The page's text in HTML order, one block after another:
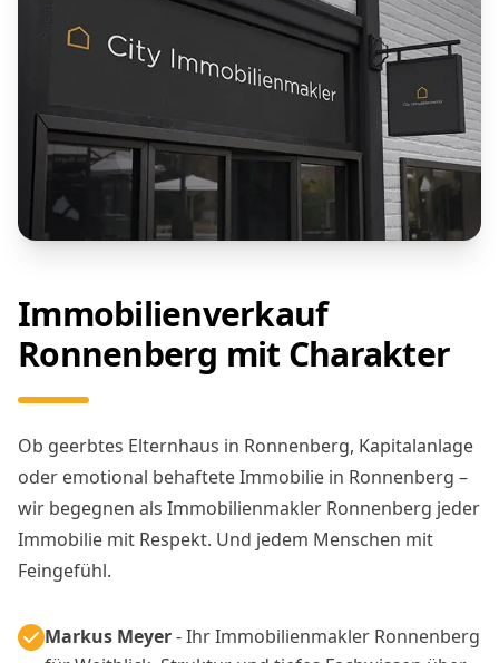
Immobilienverkauf
Ronnenberg mit Charakter
Ob geerbtes Elternhaus in Ronnenberg, Kapitalanlage
oder emotional behaftete Immobilie in Ronnenberg –
wir begegnen als Immobilienmakler Ronnenberg jeder
Immobilie mit Respekt. Und jedem Menschen mit
Feingefühl.
Markus Meyer- Ihr Immobilienmakler Ronnenberg